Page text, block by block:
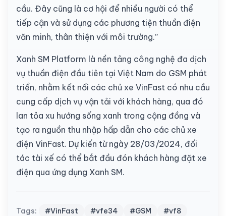
cầu. Đây cũng là cơ hội để nhiều người có thể
tiếp cận và sử dụng các phương tiện thuần điện
văn minh, thân thiện với môi trường.”
Xanh SM Platform là nền tảng công nghệ đa dịch
vụ thuần điện đầu tiên tại Việt Nam do GSM phát
triển, nhằm kết nối các chủ xe VinFast có nhu cầu
cung cấp dịch vụ vận tải với khách hàng, qua đó
lan tỏa xu hướng sống xanh trong cộng đồng và
tạo ra nguồn thu nhập hấp dẫn cho các chủ xe
điện VinFast. Dự kiến từ ngày 28/03/2024, đối
tác tài xế có thể bắt đầu đón khách hàng đặt xe
điện qua ứng dụng Xanh SM.
Tags: #VinFast #vfe34 #GSM #vf8